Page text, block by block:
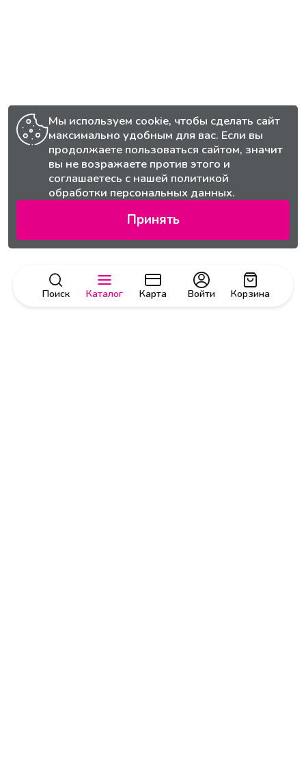
Поиск Каталог Карта Корзина
Войти
Мы используем cookie, чтобы сделать сайт
максимально удобным для вас. Если вы
продолжаете пользоваться сайтом, значит
вы не возражаете против этого и
соглашаетесь с нашей политикой
обработки персональных данных.
Принять